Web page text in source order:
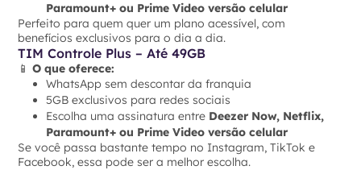
Paramount+ ou Prime Video versão celular
Perfeito para quem quer um plano acessível, com
benefícios exclusivos para o dia a dia.
TIM Controle Plus – Até 49GB
📱O que oferece:
WhatsApp sem descontar da franquia
5GB exclusivos para redes sociais
Escolha uma assinatura entre Deezer Now, Netflix,
Paramount+ ou Prime Video versão celular
Se você passa bastante tempo no Instagram, TikTok e
Facebook, essa pode ser a melhor escolha.